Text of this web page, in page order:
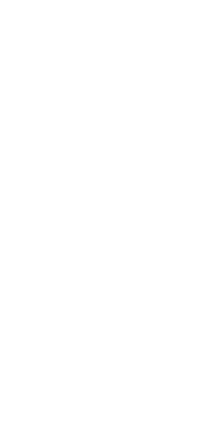
v České republice. Více
zajímavé pozice.​